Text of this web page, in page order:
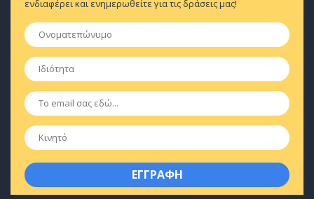
ενδιαφέρει και ενημερωθείτε για τις δράσεις μας!
Ονοματεπώνυμο
Ιδιότητα
Email
Κινητό